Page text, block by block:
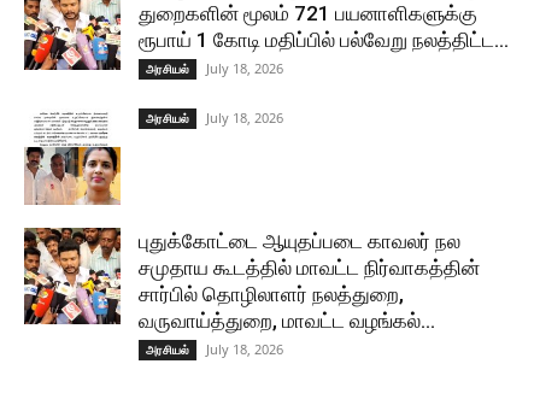
துறைகளின் மூலம் 721 பயனாளிகளுக்கு
ரூபாய் 1 கோடி மதிப்பில் பல்வேறு நலத்திட்ட...
அரசியல் July 18, 2026
அரசியல் July 18, 2026
புதுக்கோட்டை ஆயுதப்படை காவலர் நல
சமுதாய கூடத்தில் மாவட்ட நிர்வாகத்தின்
சார்பில் தொழிலாளர் நலத்துறை,
வருவாய்த்துறை, மாவட்ட வழங்கல்...
அரசியல் July 18, 2026